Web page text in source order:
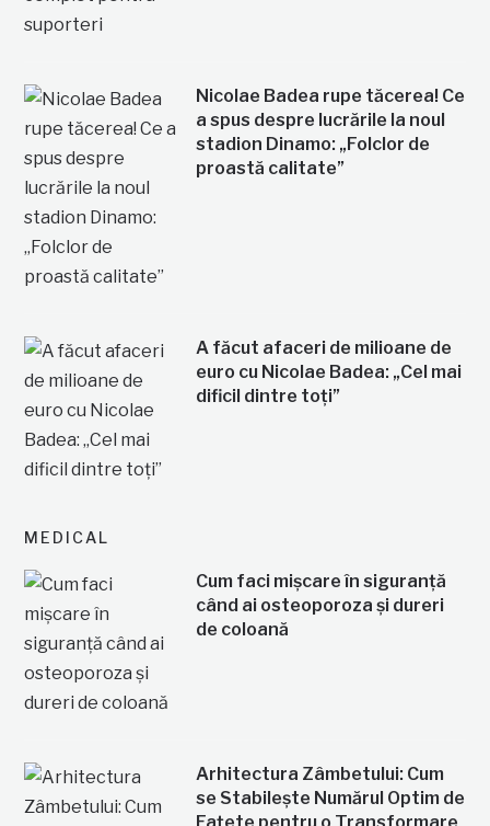
Nicolae Badea rupe tăcerea! Ce
a spus despre lucrările la noul
stadion Dinamo: „Folclor de
proastă calitate”
A făcut afaceri de milioane de
euro cu Nicolae Badea: „Cel mai
dificil dintre toți”
MEDICAL
Cum faci mișcare în siguranță
când ai osteoporoza și dureri
de coloană
Arhitectura Zâmbetului: Cum
se Stabilește Numărul Optim de